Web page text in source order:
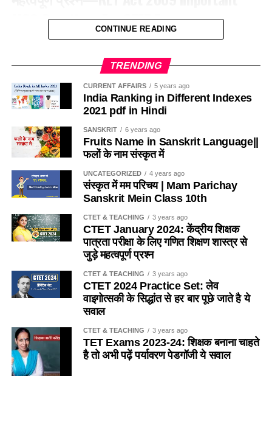
(a) फर्श को प्रकृतिक रंग देने के लिए
(d) खुरदरा बनाकर घर्षण बढाने के लिए
Ans-b
Q.4 निम्नलिखित में से कौन-सा कीट मधुमक्खीयाँ की भाँती कॉलोनी (बस्ती)
में एक साथ नहीं रहता है ? / Which of the following insects
does not live together in a colony (colony) like bees?
(a) तेतैया दर्श
(b) चिंटी
(c) दीमक
(d) मकड़ी
Q.5 कुत्ता मछली का आवास है
(a) नदी
MCQ Questions For CTET Exam
1. RTE 2009 की किस धारा के अनुसार सरकारी विद्यालयों में कुल
स्वीकृत पदों में से 20% से अधिक खाली नहीं होंगे?According to
which section of RTE-2009, not more than 20% of the
sanctioned posts in government schools will be
vacant?
(a) धारा-26
(b) धारा-27
(c) धारा-28
Ans- d
2. यदि किसी विद्यालय में 151 विद्यार्थी है, तो प्रधानाध्यापक सहित
अध्यापकों की संख्या कितनी होगी ?/If there are 151 students in
a school, then what will be the number of teachers
including the headmaster?
(a) 4
(b) 5
CONTINUE READING
TRENDING
CURRENT AFFAIRS 5 years ago
India Ranking in Different Indexes
2021 pdf in Hindi
SANSKRIT 6 years ago
Fruits Name in Sanskrit Language||
फलों के नाम संस्कृत में
UNCATEGORIZED 4 years ago
संस्कृत में मम परिचय | Mam Parichay
Sanskrit Mein Class 10th
CTET & TEACHING 3 years ago
CTET January 2024: केंद्रीय शिक्षक
पात्रता परीक्षा के लिए गणित शिक्षण शास्त्र से
जुड़े महत्वपूर्ण प्रश्न
CTET & TEACHING 3 years ago
CTET 2024 Practice Set: लेव
वाइगोत्सकी के सिद्धांत से हर बार पूछे जाते है ये
सवाल
CTET & TEACHING 3 years ago
TET Exams 2023-24: शिक्षक बनाना चाहते
है तो अभी पढ़ें पर्यावरण पेडगॉजी ये सवाल